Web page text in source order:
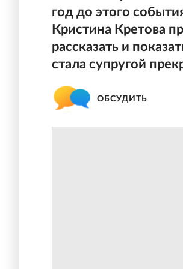
год до этого
Кристина Кретова
рассказать и
стала супругой
ОБСУДИТЬ